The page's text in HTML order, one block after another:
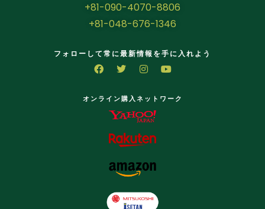
+81-090-4070-8806
+81-048-676-1346
フォローして常に最新情報を手に入れよう
オンライン購入ネットワーク